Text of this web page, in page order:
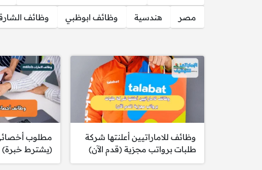
مصر هندسية وظائف ابوظبي وظائف
وظائف للاماراتيين أعلنتها شركة
طلبات برواتب مجزية (قدم الآن)
مطلوب
(يشترط خبرة)